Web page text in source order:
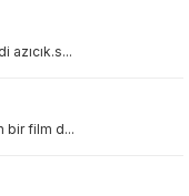
bir film d...